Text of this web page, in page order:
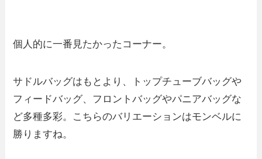
個人的に一番見たかったコーナー。
サドルバッグはもとより、トップチューブバッグや
フィードバッグ、フロントバッグやパニアバッグな
ど多種多彩。こちらのバリエーションはモンベルに
勝りますね。